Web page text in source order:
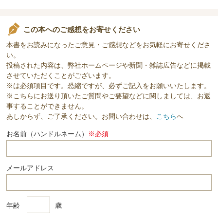
この本へのご感想をお寄せください
本書をお読みになったご意見・ご感想などをお気軽にお寄せくださ
い。
投稿された内容は、弊社ホームページや新聞・雑誌広告などに掲載
させていただくことがございます。
※は必須項目です。恐縮ですが、必ずご記入をお願いいたします。
※こちらにお送り頂いたご質問やご要望などに関しましては、お返
事することができません。
あしからず、ご了承ください。お問い合わせは、 こちらへ
お名前（ハンドルネーム） ※必須
メールアドレス
年齢 歳